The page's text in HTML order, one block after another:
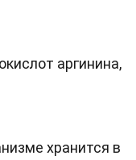
аргинина,
хранится в